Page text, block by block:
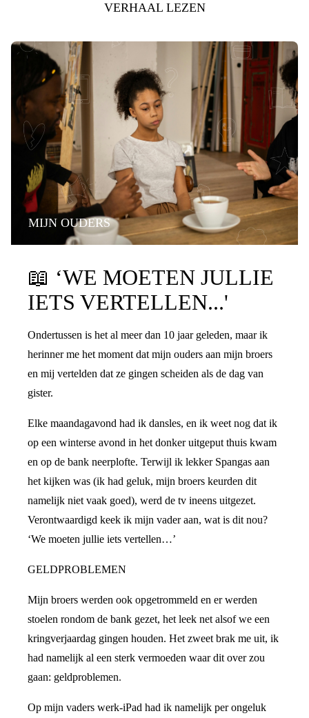
VERHAAL LEZEN
MIJN OUDERS
📖 ‘WE MOETEN JULLIE
IETS VERTELLEN...'
Ondertussen is het al meer dan 10 jaar geleden, maar ik
herinner me het moment dat mijn ouders aan mijn broers
en mij vertelden dat ze gingen scheiden als de dag van
gister.
Elke maandagavond had ik dansles, en ik weet nog dat ik
op een winterse avond in het donker uitgeput thuis kwam
en op de bank neerplofte. Terwijl ik lekker Spangas aan
het kijken was (ik had geluk, mijn broers keurden dit
namelijk niet vaak goed), werd de tv ineens uitgezet.
Verontwaardigd keek ik mijn vader aan, wat is dit nou?
‘We moeten jullie iets vertellen…’
GELDPROBLEMEN
Mijn broers werden ook opgetrommeld en er werden
stoelen rondom de bank gezet, het leek net alsof we een
kringverjaardag gingen houden. Het zweet brak me uit, ik
had namelijk al een sterk vermoeden waar dit over zou
gaan: geldproblemen.
Op mijn vaders werk-iPad had ik namelijk per ongeluk